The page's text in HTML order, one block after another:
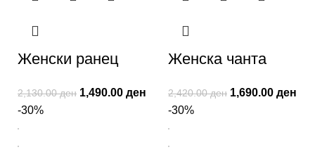
Женски ранец
2,130.00ден 1,490.00 ден
Женска чанта
2,420.00ден 1,690.00 ден
-30%
-30%